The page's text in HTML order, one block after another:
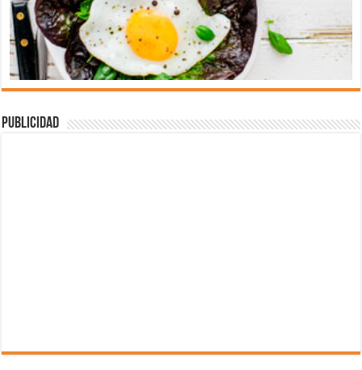
Publicidad